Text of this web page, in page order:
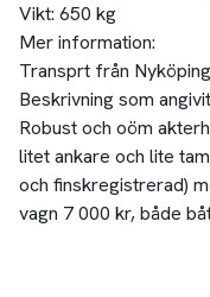
Vikt: 650 kg
Mer information:
Transprt från
Beskrivning som
Robust och oöm
litet ankare och lite
och finskregistrerad)
vagn 7 000 kr, både